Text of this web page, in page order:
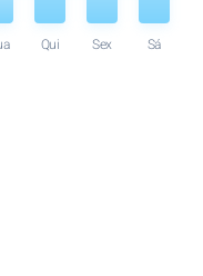
Qui Sex Sá